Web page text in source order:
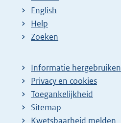
English
Help
Zoeken
Informatie hergebruiken
Privacy en cookies
Toegankelijkheid
Sitemap
E
Kwetsbaarheid melden